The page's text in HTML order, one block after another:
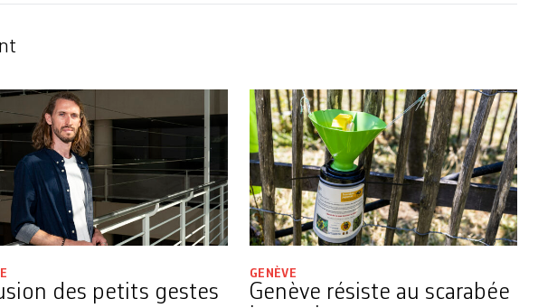
des petits gestes
GENÈVE
Genève résiste au scarabée